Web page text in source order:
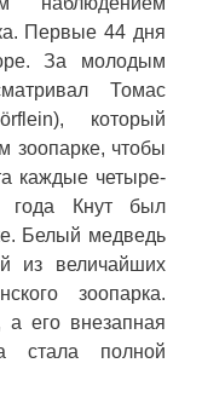
Первые 44 дня
За молодым
Томас
который
зоопарке, чтобы
каждые четыре-
года Кнут был
Белый медведь
из величайших
зоопарка.
а его внезапная
стала полной